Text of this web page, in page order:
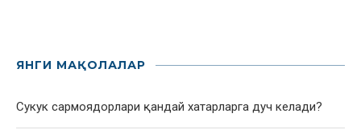
ЯНГИ МАҚОЛАЛАР
Сукук сармоядорлари қандай хатарларга дуч келади?